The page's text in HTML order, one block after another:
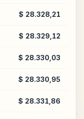
$ 28.328,21
$ 28.329,12
$ 28.330,03
$ 28.330,95
$ 28.331,86